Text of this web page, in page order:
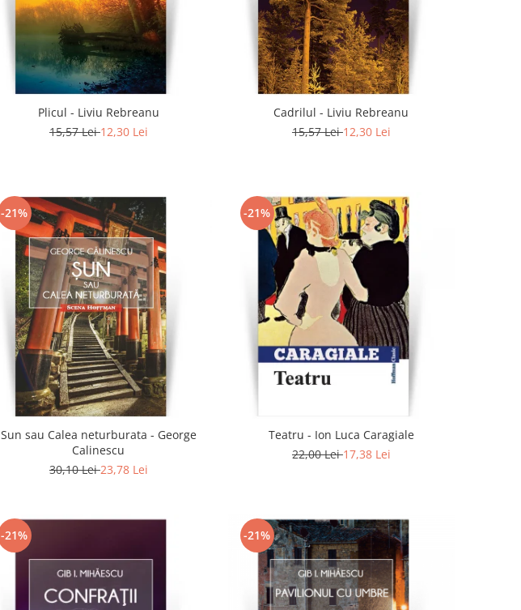
Plicul - Liviu Rebreanu
15,57 Lei12,30 Lei
Cadrilul - Liviu Rebreanu
15,57 Lei12,30 Lei
-21%
Sun sau Calea neturburata - George
Calinescu
30,10 Lei23,78 Lei
-21%
Teatru - Ion Luca Caragiale
22,00 Lei17,38 Lei
-21% -21%